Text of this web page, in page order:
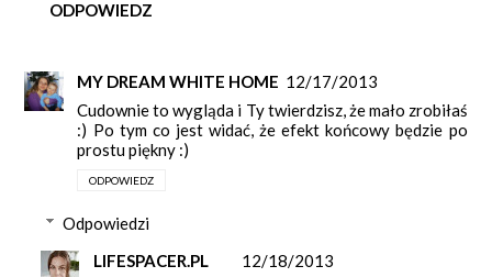
ODPOWIEDZ
MY DREAM WHITE HOME 12/17/2013
Cudownie to wygląda i Ty twierdzisz, że mało zrobiłaś
:) Po tym co jest widać, że efekt końcowy będzie po
prostu piękny :)
ODPOWIEDZ
Odpowiedzi
LIFESPACER.PL
12/18/2013